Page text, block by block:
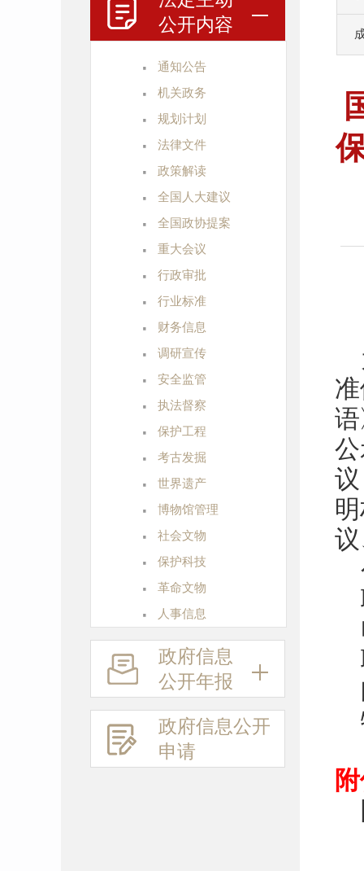
公开内容
· 通知公告
· 机关政务
· 规划计划
· 法律文件
· 政策解读
· 全国人大建议
· 全国政协提案
· 重大会议
· 行政审批
· 行业标准
· 财务信息
· 调研宣传
· 安全监管
· 执法督察
· 保护工程
· 考古发掘
· 世界遗产
· 博物馆管理
· 社会文物
· 保护科技
· 革命文物
· 人事信息
政府信息
公开年报
政府信息公开
申请